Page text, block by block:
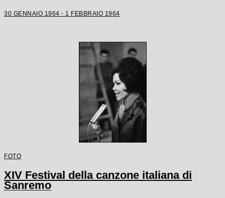
30 GENNAIO 1964 - 1 FEBBRAIO 1964
FOTO
XIV Festival della canzone italiana di
Sanremo